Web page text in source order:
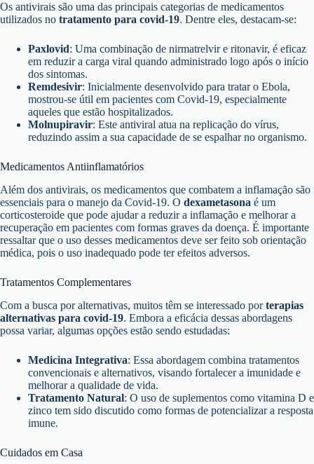
Os antivirais são uma das principais categorias de medicamentos
utilizados no tratamento para covid-19. Dentre eles, destacam-se:
Paxlovid: Uma combinação de nirmatrelvir e ritonavir, é eficaz
em reduzir a carga viral quando administrado logo após o início
dos sintomas.
Remdesivir: Inicialmente desenvolvido para tratar o Ebola,
mostrou-se útil em pacientes com Covid-19, especialmente
aqueles que estão hospitalizados.
Molnupiravir: Este antiviral atua na replicação do vírus,
reduzindo assim a sua capacidade de se espalhar no organismo.
Medicamentos Antiinflamatórios
Além dos antivirais, os medicamentos que combatem a inflamação são
essenciais para o manejo da Covid-19. O dexametasona é um
corticosteroide que pode ajudar a reduzir a inflamação e melhorar a
recuperação em pacientes com formas graves da doença. É importante
ressaltar que o uso desses medicamentos deve ser feito sob orientação
médica, pois o uso inadequado pode ter efeitos adversos.
Tratamentos Complementares
Com a busca por alternativas, muitos têm se interessado porterapias
alternativas para covid-19. Embora a eficácia dessas abordagens
possa variar, algumas opções estão sendo estudadas:
Medicina Integrativa: Essa abordagem combina tratamentos
convencionais e alternativos, visando fortalecer a imunidade e
melhorar a qualidade de vida.
Tratamento Natural: O uso de suplementos como vitamina D e
zinco tem sido discutido como formas de potencializar a resposta
imune.
Cuidados em Casa